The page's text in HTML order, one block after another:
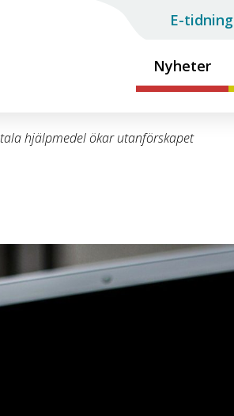
Nyheter
E-tidning
hjälpmedel ökar utanförskapet